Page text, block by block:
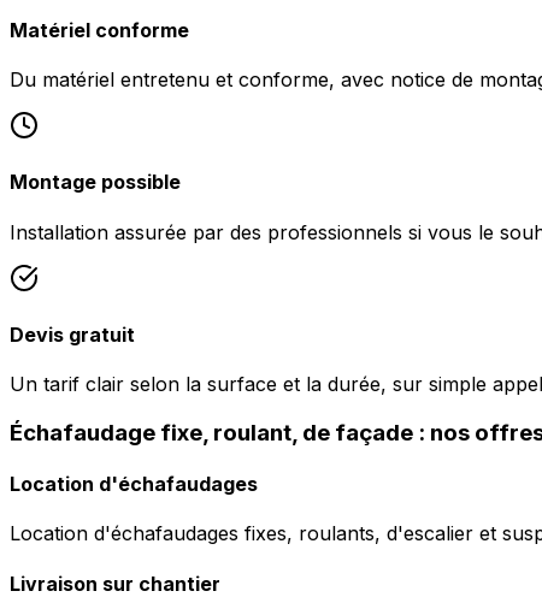
Matériel conforme
Du matériel entretenu et conforme, avec notice de
Montage possible
Installation assurée par des professionnels si vous le
Devis gratuit
Un tarif clair selon la surface et la durée, sur simple
Échafaudage fixe, roulant, de façade : nos
Location d'échafaudages
Location d'échafaudages fixes, roulants, d'escalier et
Livraison sur chantier